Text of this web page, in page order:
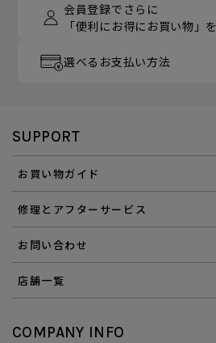
会員登録でさらに
「便利にお得にお買い物」を
選べるお支払い方法
SUPPORT
お買い物ガイド
修理とアフターサービス
お問い合わせ
店舗一覧
COMPANY INFO